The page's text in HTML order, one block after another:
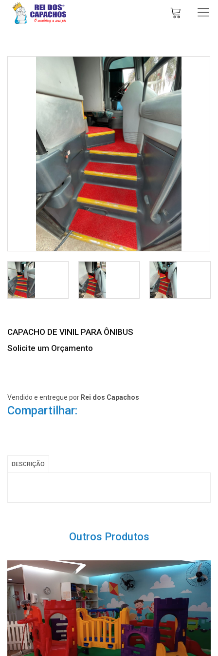
CAPACHO DE VINIL PARA ÔNIBUS
Solicite um Orçamento
Vendido e entregue por Rei dos Capachos
Compartilhar:
DESCRIÇÃO
Outros Produtos